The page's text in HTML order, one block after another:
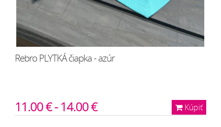
Rebro PLYTKÁ čiapka - azúr
Kúpiť
11.00 € - 14.00 €